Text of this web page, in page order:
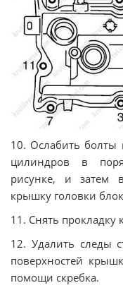
10. Ослабить болты
цилиндров в
рисунке, и затем
крышку головки
11. Снять
12. Удалить следы
поверхностей
помощи скребка.